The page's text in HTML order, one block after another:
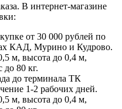
В интернет-магазине
от 30 000 рублей по
КАД, Мурино и Кудрово.
м, высота до 0,4 м,
80 кг.
до терминала ТК
1-2 рабочих дней.
м, высота до 0,4 м,